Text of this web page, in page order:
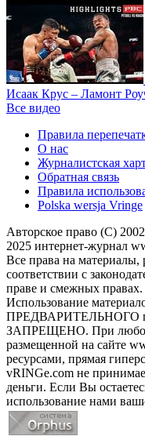
Исаак Крус – Ламонт
Все видео
Правила
О нас
Журналистская
Обратная связь
Правила
Polska wersja Vringe
Авторское право (С)
2025 интернет-журнал
Все права на материалы,
соответствии с
праве и смежных правах.
Использование
ПРЕДВАРИТЕЛЬНОГО
ЗАПРЕЩЕНО. При любом
размещенной на сайте
ресурсами, прямая
vRINGe.com не
деньги. Если Вы
использование нами